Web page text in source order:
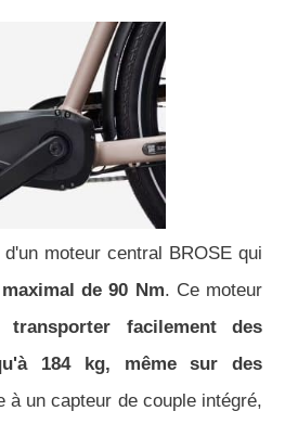
moteur central BROSE qui
de 90 Nm. Ce moteur
transporter facilement des
184 kg, même sur des
à un capteur de couple intégré,